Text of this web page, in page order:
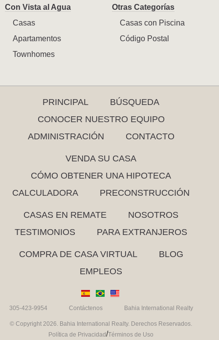
Con Vista al Agua
Casas
Apartamentos
Townhomes
Otras Categorías
Casas con Piscina
Código Postal
PRINCIPAL
BÚSQUEDA
CONOCER NUESTRO EQUIPO
ADMINISTRACIÓN
CONTACTO
VENDA SU CASA
CÓMO OBTENER UNA HIPOTECA
CALCULADORA
PRECONSTRUCCIÓN
CASAS EN REMATE
NOSOTROS
TESTIMONIOS
PARA EXTRANJEROS
COMPRA DE CASA VIRTUAL
BLOG
EMPLEOS
305-423-9954 Contáctenos Bahia International Realty
© Copyright 2026. Bahia International Realty. Derechos Reservados.
Política de Privacidad/Términos de Uso